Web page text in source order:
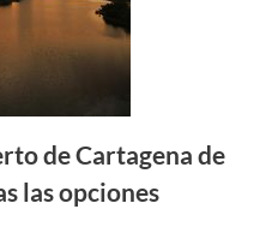
de Cartagena de
las opciones